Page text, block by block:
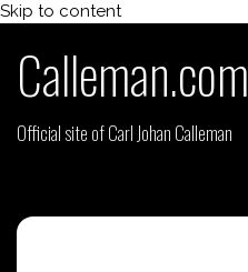
Skip to content
Calleman.com
Official site of Carl Johan Calleman